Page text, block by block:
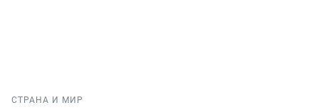
СТРАНА И МИР